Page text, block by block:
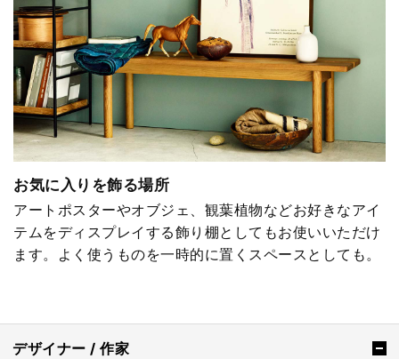
お気に入りを飾る場所
アートポスターやオブジェ、観葉植物などお好きなアイ
テムをディスプレイする飾り棚としてもお使いいただけ
ます。よく使うものを一時的に置くスペースとしても。
デザイナー / 作家